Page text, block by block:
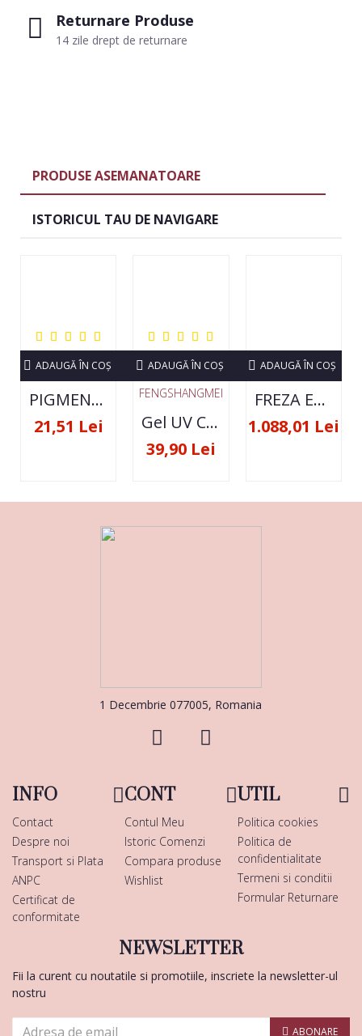
Returnare Produse
14 zile drept de returnare
PRODUSE ASEMANATOARE
ISTORICUL TAU DE NAVIGARE
PIGMENT NEON SET 12 CULORI
21,51 Lei
ADAUGĂ ÎN COŞ
FENGSHANGMEI
Gel UV Constructie FSM 50ML - 07
39,90 Lei
ADAUGĂ ÎN COŞ
FREZA ELECTRICA STRONG 210 35000 RPM- ORIGINALA
1.088,01 Lei
ADAUGĂ ÎN COŞ
1 Decembrie 077005, Romania
INFO
Contact
Despre noi
Transport si Plata
ANPC
Certificat de
conformitate
CONT
Contul Meu
Istoric Comenzi
Compara produse
Wishlist
UTIL
Politica cookies
Politica de
confidentialitate
Termeni si conditii
Formular Returnare
NEWSLETTER
Fii la curent cu noutatile si promotiile, inscriete la newsletter-ul
nostru
ABONARE